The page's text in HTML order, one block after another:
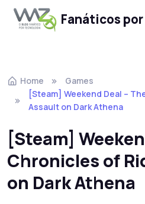
Fanáticos
Home
Games
[Steam] Weekend Deal –
Assault on Dark Athena
[Steam]
Chronicles of
on Dark Athena